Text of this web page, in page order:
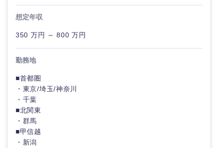
想定年収
350 万円 ～ 800 万円
勤務地
■首都圏
・東京/埼玉/神奈川
・千葉
■北関東
・群馬
■甲信越
・新潟